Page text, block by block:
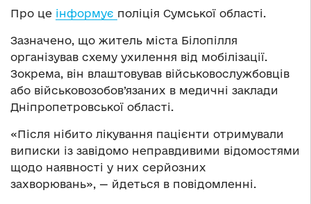
Про це інформує поліція Сумської області.
Зазначено, що житель міста Білопілля
організував схему ухилення від мобілізації.
Зокрема, він влаштовував військовослужбовців
або військовозобов’язаних в медичні заклади
Дніпропетровської області.
«Після нібито лікування пацієнти отримували
виписки із завідомо неправдивими відомостями
щодо наявності у них серйозних
захворювань», — йдеться в повідомленні.